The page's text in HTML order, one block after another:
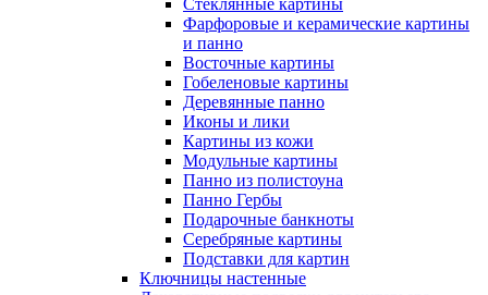
Стеклянные картины
Фарфоровые и керамические картины
и панно
Восточные картины
Гобеленовые картины
Деревянные панно
Иконы и лики
Картины из кожи
Модульные картины
Панно из полистоуна
Панно Гербы
Подарочные банкноты
Серебряные картины
Подставки для картин
Ключницы настенные